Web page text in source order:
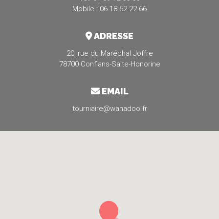
Mobile : 06 18 62 22 66
ADRESSE
20, rue du Maréchal Joffre
78700 Conflans-Saite-Honorine
EMAIL
tourniaire@wanadoo.fr